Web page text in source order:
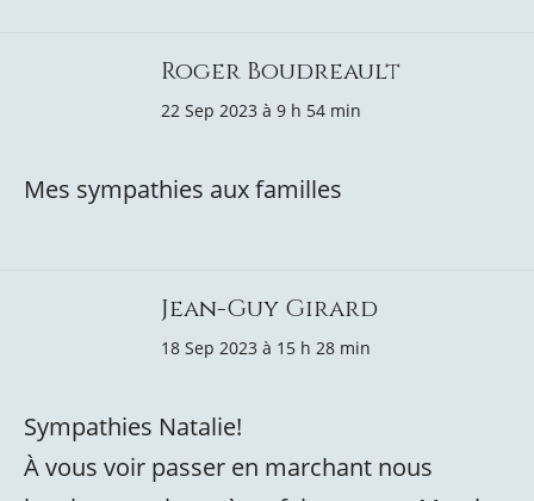
Roger Boudreault
22 Sep 2023 à 9 h 54 min
Mes sympathies aux familles
Jean-Guy Girard
18 Sep 2023 à 15 h 28 min
Sympathies Natalie!
À vous voir passer en marchant nous